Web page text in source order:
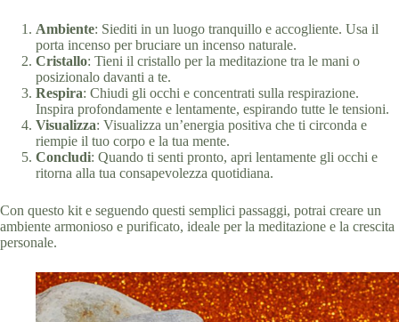
Ambiente: Siediti in un luogo tranquillo e accogliente. Usa il
porta incenso per bruciare un incenso naturale.
Cristallo: Tieni il cristallo per la meditazione tra le mani o
posizionalo davanti a te.
Respira: Chiudi gli occhi e concentrati sulla respirazione.
Inspira profondamente e lentamente, espirando tutte le tensioni.
Visualizza: Visualizza un’energia positiva che ti circonda e
riempie il tuo corpo e la tua mente.
Concludi: Quando ti senti pronto, apri lentamente gli occhi e
ritorna alla tua consapevolezza quotidiana.
Con questo kit e seguendo questi semplici passaggi, potrai creare un
ambiente armonioso e purificato, ideale per la meditazione e la crescita
personale.